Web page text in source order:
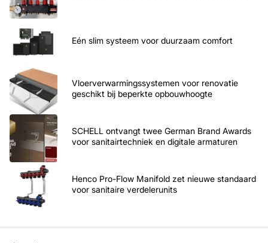
Eén slim systeem voor duurzaam comfort
Vloerverwarmingssystemen voor renovatie
geschikt bij beperkte opbouwhoogte
SCHELL ontvangt twee German Brand Awards
voor sanitairtechniek en digitale armaturen
Henco Pro-Flow Manifold zet nieuwe standaard
voor sanitaire verdelerunits